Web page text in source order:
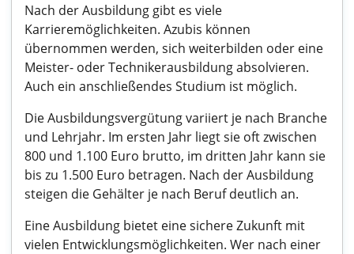
Nach der Ausbildung gibt es viele
Karrieremöglichkeiten. Azubis können
übernommen werden, sich weiterbilden oder eine
Meister- oder Technikerausbildung absolvieren.
Auch ein anschließendes Studium ist möglich.
Die Ausbildungsvergütung variiert je nach Branche
und Lehrjahr. Im ersten Jahr liegt sie oft zwischen
800 und 1.100 Euro brutto, im dritten Jahr kann sie
bis zu 1.500 Euro betragen. Nach der Ausbildung
steigen die Gehälter je nach Beruf deutlich an.
Eine Ausbildung bietet eine sichere Zukunft mit
vielen Entwicklungsmöglichkeiten. Wer nach einer